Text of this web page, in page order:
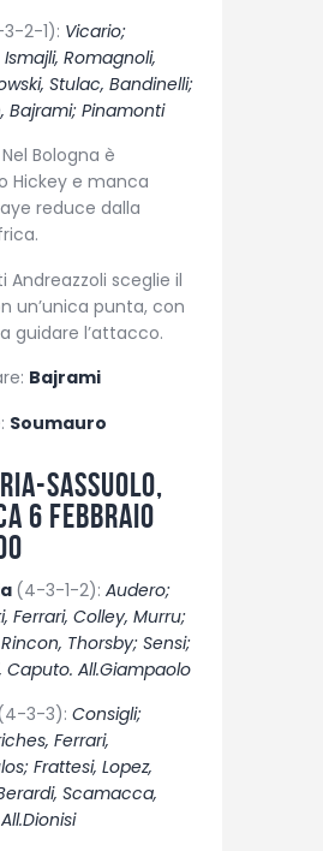
2-1): Vicario;
Romagnoli,
Stulac, Bandinelli;
Bajrami; Pinamonti
Nel Bologna è
Hickey e manca
reduce dalla
Andreazzoli sceglie il
un’unica punta, con
guidare l’attacco.
Bajrami
Soumauro
Sassuolo,
6 febbraio
(4-3-1-2): Audero;
Ferrari, Colley, Murru;
Thorsby; Sensi;
Caputo. All.Giampaolo
3-3): Consigli;
Ferrari,
Frattesi, Lopez,
Scamacca,